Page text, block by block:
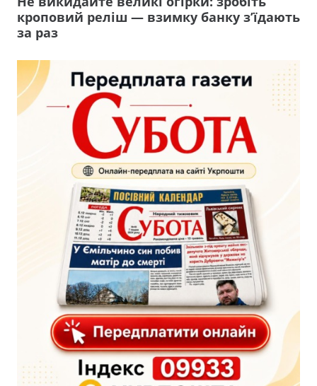
кроповий реліш — взимку банку з’їдають
за раз